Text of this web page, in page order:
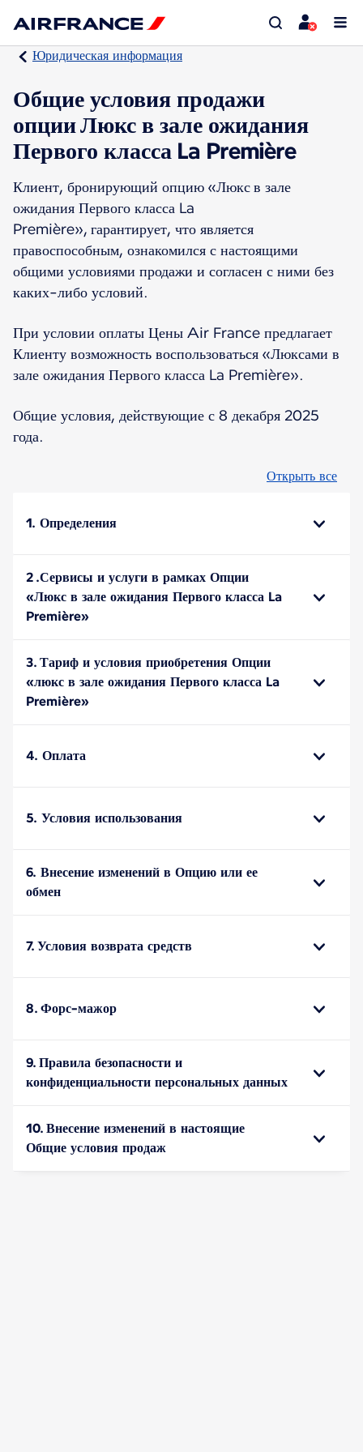
Юридическая информация
Общие условия продажи
опции Люкс в зале ожидания
Первого класса La Première
Клиент, бронирующий опцию «Люкс в зале
ожидания Первого класса La
Première», гарантирует, что является
правоспособным, ознакомился с настоящими
общими условиями продажи и согласен с ними без
каких-либо условий.
При условии оплаты Цены Air France предлагает
Клиенту возможность воспользоваться «Люксами в
зале ожидания Первого класса La Première».
Общие условия, действующие с 8 декабря 2025
года.
Открыть все
1. Определения
2 .Сервисы и услуги в рамках Опции
«Люкс в зале ожидания Первого класса La
Première»
3. Тариф и условия приобретения Опции
«люкс в зале ожидания Первого класса La
Première»
4. Оплата
5. Условия использования
6. Внесение изменений в Опцию или ее
обмен
7. Условия возврата средств
8. Форс-мажор
9. Правила безопасности и
конфиденциальности персональных данных
10. Внесение изменений в настоящие
Общие условия продаж